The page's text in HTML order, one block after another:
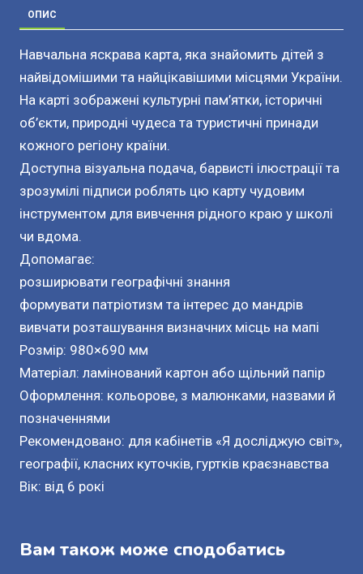
ОПИС
Навчальна яскрава карта, яка знайомить дітей з
найвідомішими та найцікавішими місцями України.
На карті зображені культурні пам’ятки, історичні
об’єкти, природні чудеса та туристичні принади
кожного регіону країни.
Доступна візуальна подача, барвисті ілюстрації та
зрозумілі підписи роблять цю карту чудовим
інструментом для вивчення рідного краю у школі
чи вдома.
Допомагає:
розширювати географічні знання
формувати патріотизм та інтерес до мандрів
вивчати розташування визначних місць на мапі
Розмір: 980×690 мм
Матеріал: ламінований картон або щільний папір
Оформлення: кольорове, з малюнками, назвами й
позначеннями
Рекомендовано: для кабінетів «Я досліджую світ»,
географії, класних куточків, гуртків краєзнавства
Вік: від 6 рокі
Вам також може сподобатись